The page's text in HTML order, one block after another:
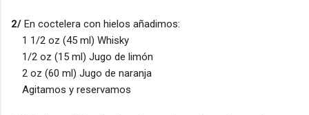
2/ En coctelera con hielos añadimos:
1 1/2 oz (45 ml) Whisky
1/2 oz (15 ml) Jugo de limón
2 oz (60 ml) Jugo de naranja
Agitamos y reservamos